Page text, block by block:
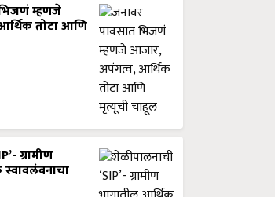
म्हणजे
तोटा आणि
ग्रामीण